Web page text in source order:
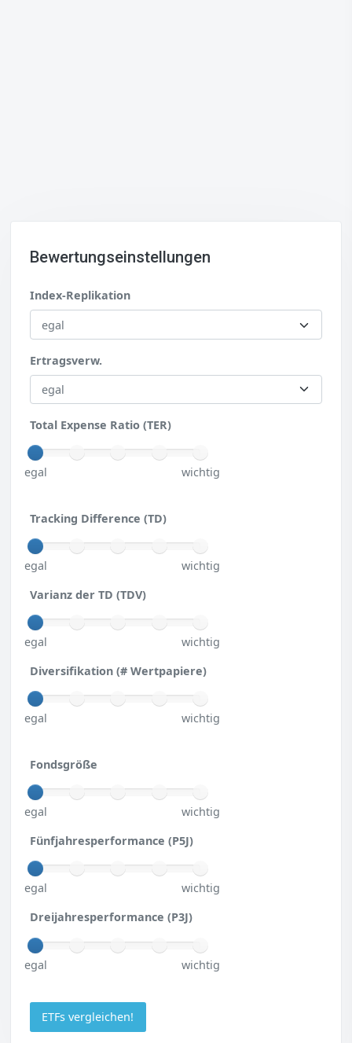
Bewertungseinstellungen
Index-Replikation
Ertragsverw.
Total Expense Ratio (TER)
egal wichtig
Tracking Difference (TD)
egal
wichtig
Varianz der TD (TDV)
egal
wichtig
Diversifikation (# Wertpapiere)
egal wichtig
Fondsgröße
egal
wichtig
Fünfjahresperformance (P5J)
egal
wichtig
Dreijahresperformance (P3J)
egal wichtig
ETFs vergleichen!